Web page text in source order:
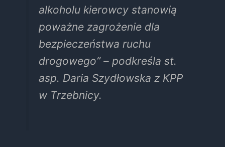
alkoholu kierowcy stanowią
poważne zagrożenie dla
bezpieczeństwa ruchu
drogowego” – podkreśla st.
asp. Daria Szydłowska z KPP
w Trzebnicy.